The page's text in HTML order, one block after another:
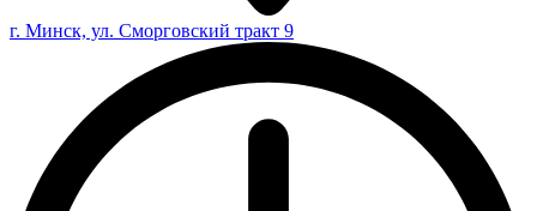
г. Минск, ул. Сморговский тракт 9